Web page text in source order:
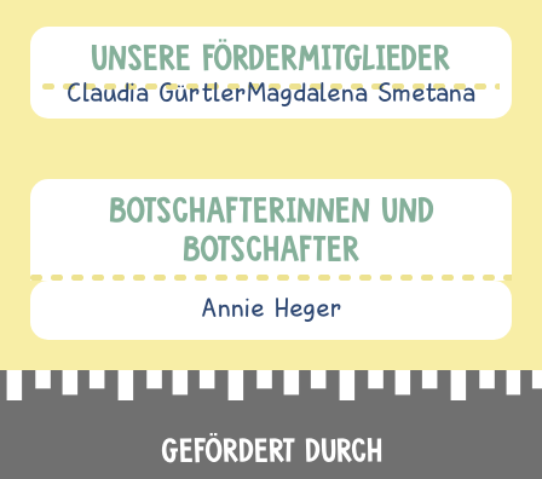
UNSERE FÖRDERMITGLIEDER
Claudia GürtlerMagdalena Smetana
BOTSCHAFTERINNEN UND
BOTSCHAFTER
Annie Heger
GEFÖRDERT DURCH